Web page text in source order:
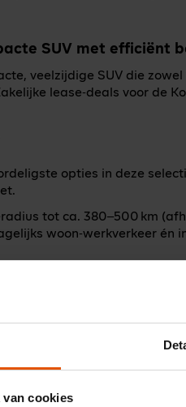
van cookies
SUV met efficiënt
veelzijdige SUV die
lease‑deals voor de
opties in deze
tot ca. 380–500 km
woon‑werkverkeer én
comfort en actieradius
elektrische familie‑SUV